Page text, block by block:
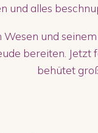
und alles
und
bereiten. Jetzt
behütet